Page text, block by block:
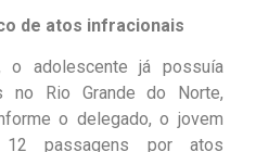
de atos infracionais
o adolescente já possuía
no Rio Grande do Norte,
o delegado, o jovem
12 passagens por atos